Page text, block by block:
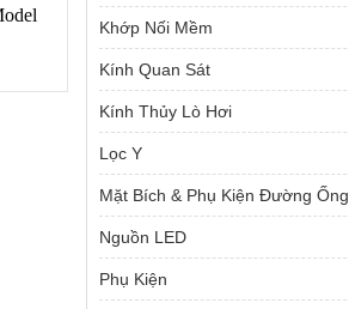
890,000 ₫.
Khớp Nối Mềm
Kính Quan Sát
Kính Thủy Lò Hơi
Lọc Y
Mặt Bích & Phụ Kiện Đường Ống
Nguồn LED
Phụ Kiện